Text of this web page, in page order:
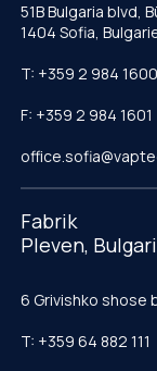
51B Bulgaria blvd,
1404 Sofia,
T: +359 2 984 1600
F: +359 2 984 1601
Fabrik
Pleven,
6 Grivishko shose
T: +359 64 882 111